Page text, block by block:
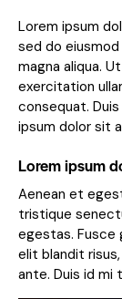
Lorem ipsum
sed do
magna aliqua.
exercitation
consequat.
ipsum dolor sit
Lorem ipsum
Aenean et
tristique
egestas. Fusce
elit blandit
ante. Duis id mi